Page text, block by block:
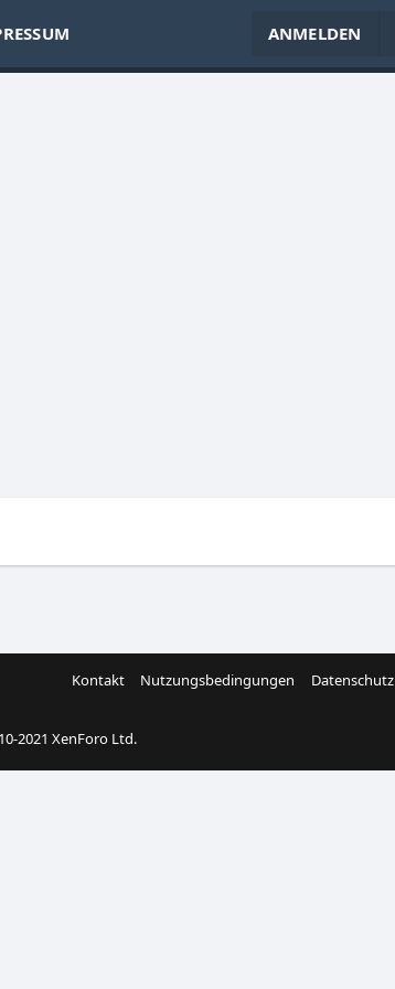
ANMELDEN
Kontakt Nutzungsbedingungen Datenschutz
2021 XenForo Ltd.